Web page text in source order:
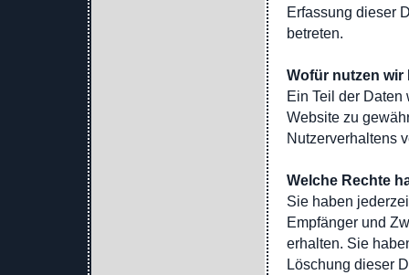
Erfassung dieser
betreten.
Wofür nutzen wir
Ein Teil der Daten
Website zu
Nutzerverhaltens
Welche Rechte
Sie haben
Empfänger und
erhalten. Sie
Löschung dieser